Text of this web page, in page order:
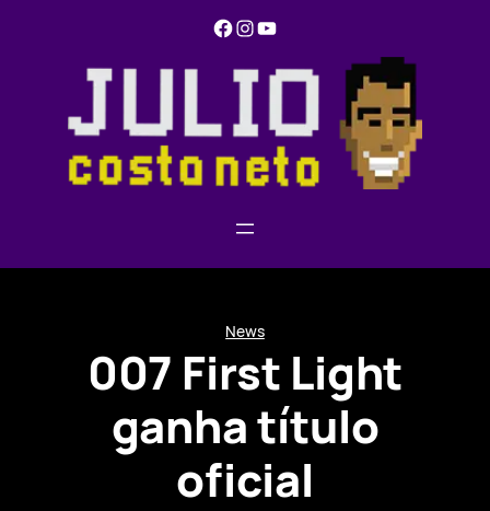
Facebook Instagram YouTube
News
007 First Light
ganha título
oficial